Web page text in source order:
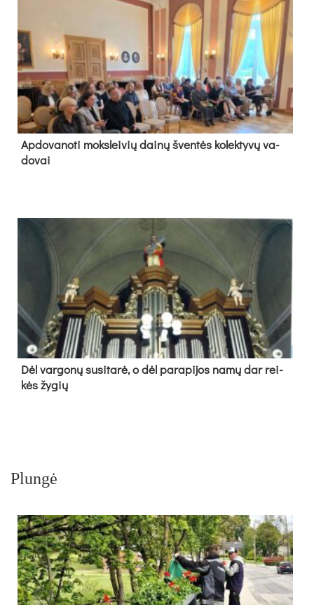
Ap­do­va­no­ti moks­lei­vių dai­nų šven­tės ko­lek­ty­vų va­
do­vai
Dėl var­go­nų su­si­ta­rė, o dėl pa­ra­pi­jos na­mų dar rei­
kės žy­gių
Plungė